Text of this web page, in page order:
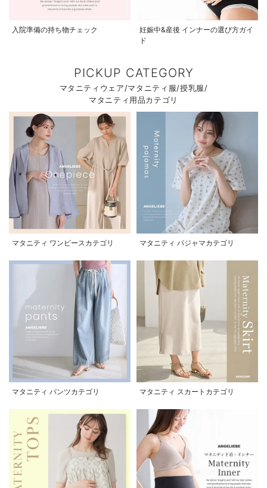
入院準備の持ち物チェック
妊娠中&産後 インナーの選び方ガイ
ド
PICKUP CATEGORY
マタニティウェア/マタニティ服/授乳服/
マタニティ用品カテゴリ
マタニティ ワンピースカテゴリ マタニティ パジャマカテゴリ
マタニティ パンツカテゴリ マタニティ スカートカテゴリ